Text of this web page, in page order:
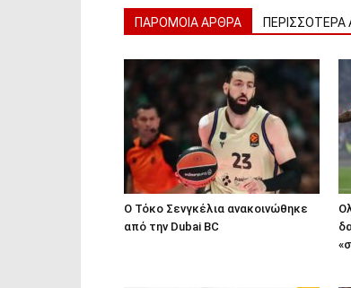
ΠΑΡΟΜΟΙΑ ΑΡΘΡΑ
Ο Τόκο Σενγκέλια ανακοινώθηκε
από την Dubai BC